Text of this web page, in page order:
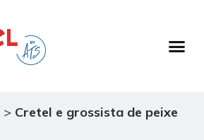
> Cretel e grossista de peixe